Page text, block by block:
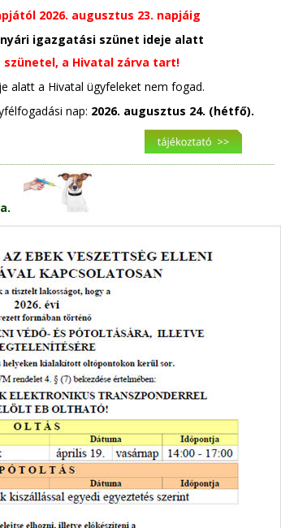
2026. augusztus 23. napjáig
igazgatási szünet ideje alatt
a Hivatal zárva tart!
alatt a Hivatal ügyfeleket nem fogad.
nap: 2026. augusztus 24. (hétfő).